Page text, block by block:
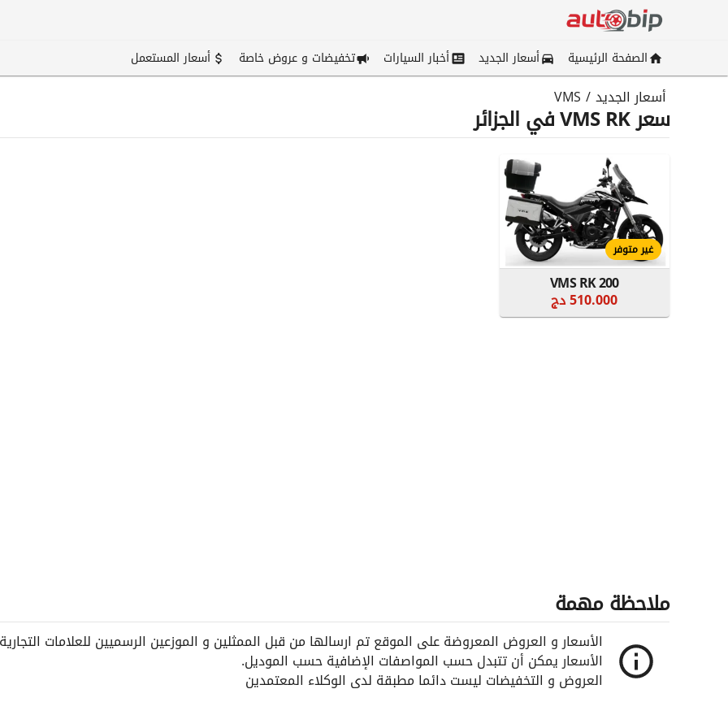
الصفحة الرئيسية
أسعار الجديد أخبار السيارات تخفيضات و عروض خاصة أسعار المستعمل
أسعار الجديد/
VMS
سعر VMS RK في الجزائر
غير متوفر
VMS RK 200
510.000 دج
ملاحظة مهمة
الأسعار و العروض المعروضة على الموقع تم ارسالها من قبل الممثلين و الموزعين الرسميين للعلامات
الأسعار يمكن أن تتبدل حسب المواصفات الإضافية حسب الموديل.
العروض و التخفيضات ليست دائما مطبقة لدى الوكلاء المعتمدين